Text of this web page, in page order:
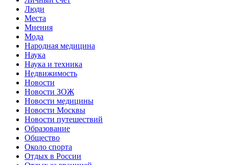
Люди
Места
Мнения
Мода
Народная медицина
Наука
Наука и техника
Недвижимость
Новости
Новости ЗОЖ
Новости медицины
Новости Москвы
Новости путешествий
Образование
Общество
Около спорта
Отдых в России